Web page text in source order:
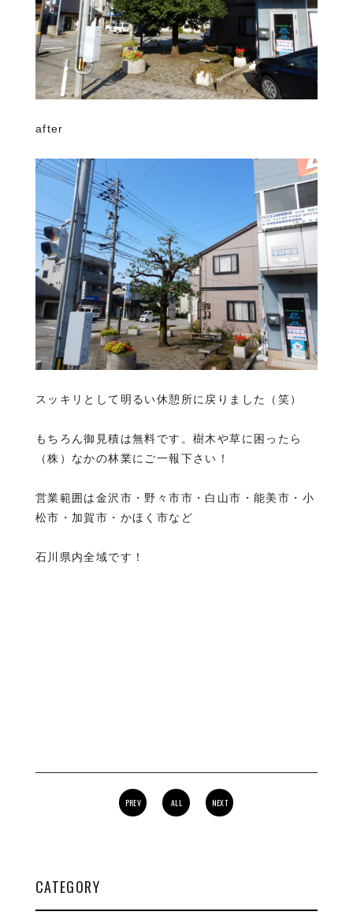
after
スッキリとして明るい休憩所に戻りました（笑）
もちろん御見積は無料です。樹木や草に困ったら
（株）なかの林業にご一報下さい！
営業範囲は金沢市・野々市市・白山市・能美市・小
松市・加賀市・かほく市など
石川県内全域です！
PREV ALL NEXT
CATEGORY